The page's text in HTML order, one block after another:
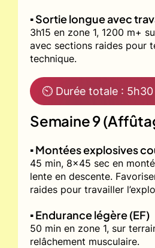
▪️ Sortie longue avec
3h15 en zone 1, 1200 m+
avec sections raides pour
technique.
⏲ Durée totale : 5h30
Semaine 9
▪️ Montées explosives
45 min, 8x45 sec en
lente en descente.
raides pour travailler
▪️ Endurance légère (EF)
50 min en zone 1, sur
relâchement musculaire.